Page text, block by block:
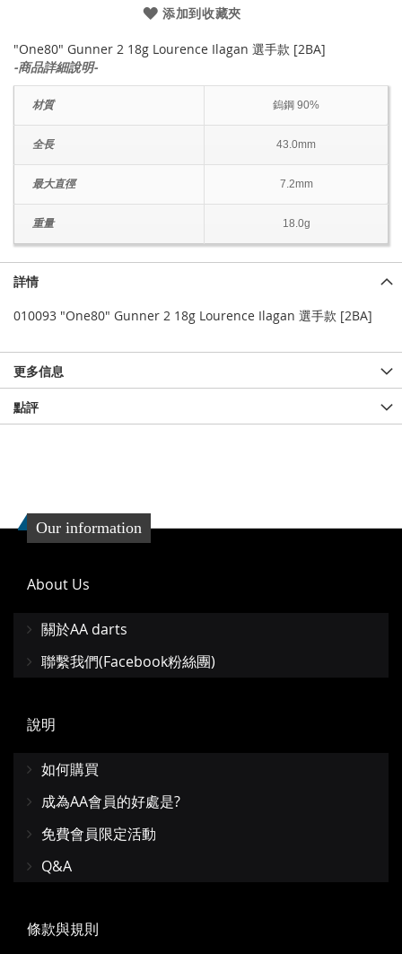
添加到收藏夾
"One80" Gunner 2 18g Lourence Ilagan 選手款 [2BA]
-商品詳細說明-
材質 鎢鋼 90%
全長 43.0mm
最大直徑 7.2mm
重量 18.0g
詳情
010093 "One80" Gunner 2 18g Lourence Ilagan 選手款 [2BA]
更多信息
點評
Our information
About Us
關於AA darts
聯繫我們(Facebook粉絲團)
說明
如何購買
成為AA會員的好處是?
免費會員限定活動
Q&A
條款與規則